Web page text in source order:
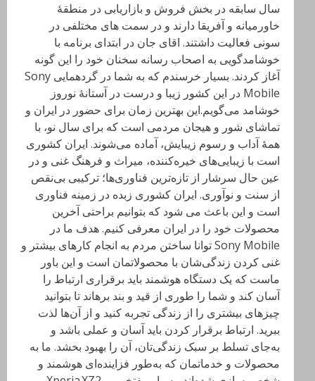
سال سابقه در بخش فروش و بازاریابی در منطقهٔ
خاورمیانه و آفریقا دارند و در سمت های مختلفی در
سونی فعالیت داشتند. اقای جان در ابتدای برنامه با
خوشامدگویی به اصحاب رسانه سخنان خود را این گونه
آغاز کردند. بسیار خرسندم که به شما در گردهمایی Sony
Mobile در این کشور زیبا و درست در آستانهٔ نوروز
خوشامد می‌گویم.این بهترین زمان برای حضور در ایران و
تماشای شور و هیجان مردمی است که برای سال نو، با
همهٔ آداب و رسوم زیبایش، آماده‌ می‌شوند. ایران کشوری
است با زیبایی‌های خیره‌کننده، میراث و فرهنگ غنی و در
عین حال سرشار از تازه‌ترین فناوری‌ها؛ ترکیبی بی‌نقص
از سنت و نوآوری. ایران کشوری زبده در زمینه فناوری
است و این باعث می شود که بتوانیم براحتی آخرین
محصولات خود را در ایران معرفی کنیم. هدف ما در
Sony Mobile توانا ساختن مردم به انجام کارهای بیشتر و
غنی کردن زندگی‌شان با محصولاتمان است و این باور
ماست که یک دستگاه هوشمند باید برقراری ارتباط را
آسان کند و شما را طوری از قید و بند برهاند تا بتوانید
چیزهای بیشتری را از زندگی تجربه کنید و از آن‌ها لذت
ببرید. ارتباط برقرار کردن باید آسان و عملی باشد و
به‌جای تسلط بر سبک زندگی‌تان، آن را بهبود بخشد. ما به
محصولات و خدماتمان که به‌طور فزاینده‌ای هوشمند و